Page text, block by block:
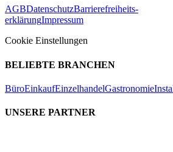
AGBDatenschutzBarrierefreiheits-
erklärungImpressum
Cookie Einstellungen
BELIEBTE BRANCHEN
BüroEinkaufEinzelhandelGastronomie
UNSERE PARTNER